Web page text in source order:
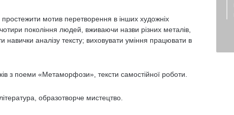
мотив перетворення в інших художніх
покоління людей, вживаючи назви різних металів,
навички аналізу тексту; виховувати уміння працювати в
з поеми «Метаморфози», тексти самостійної роботи.
образотворче мистецтво.